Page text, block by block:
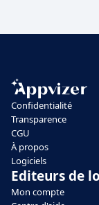
Confidentialité
Transparence
CGU
À propos
Logiciels
Editeurs de
Mon compte